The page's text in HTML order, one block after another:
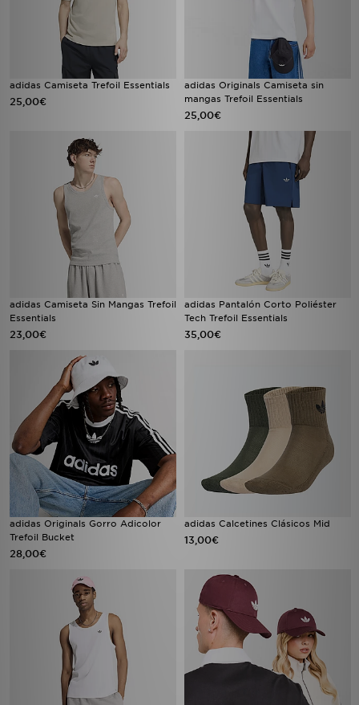
adidas Camiseta Trefoil Essentials
25,00€
adidas Originals Camiseta sin
mangas Trefoil Essentials
25,00€
adidas Camiseta Sin Mangas Trefoil
Essentials
23,00€
adidas Pantalón Corto Poliéster
Tech Trefoil Essentials
35,00€
adidas Originals Gorro Adicolor
Trefoil Bucket
28,00€
adidas Calcetines Clásicos Mid
13,00€